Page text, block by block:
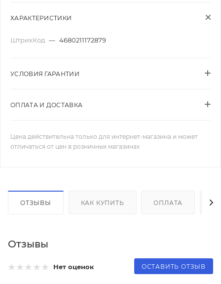
ХАРАКТЕРИСТИКИ
ШтрихКод — 4680211172879
УСЛОВИЯ ГАРАНТИИ
ОПЛАТА И ДОСТАВКА
Цена действительна только для интернет-магазина и может
отличаться от цен в розничных магазинах
ОТЗЫВЫ КАК КУПИТЬ ОПЛАТА
Отзывы
Нет оценок ОСТАВИТЬ ОТЗЫВ